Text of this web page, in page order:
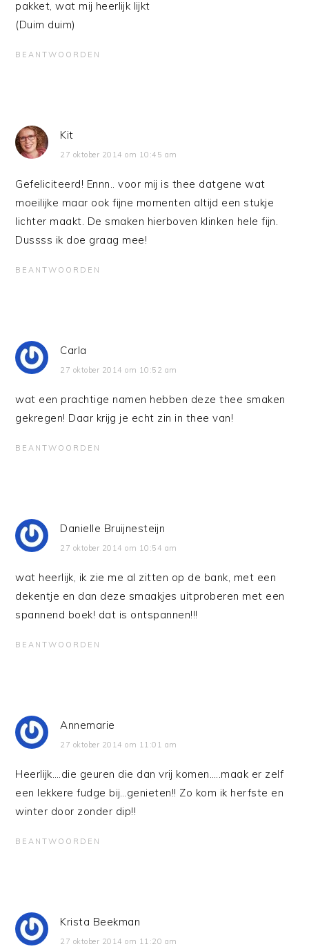
pakket, wat mij heerlijk lijkt
(Duim duim)
BEANTWOORDEN
Kit
27 oktober 2014 om 10:45 am
Gefeliciteerd! Ennn.. voor mij is thee datgene wat
moeilijke maar ook fijne momenten altijd een stukje
lichter maakt. De smaken hierboven klinken hele fijn.
Dussss ik doe graag mee!
BEANTWOORDEN
Carla
27 oktober 2014 om 10:52 am
wat een prachtige namen hebben deze thee smaken
gekregen! Daar krijg je echt zin in thee van!
BEANTWOORDEN
Danielle Bruijnesteijn
27 oktober 2014 om 10:54 am
wat heerlijk, ik zie me al zitten op de bank, met een
dekentje en dan deze smaakjes uitproberen met een
spannend boek! dat is ontspannen!!!
BEANTWOORDEN
Annemarie
27 oktober 2014 om 11:01 am
Heerlijk….die geuren die dan vrij komen…..maak er zelf
een lekkere fudge bij…genieten!! Zo kom ik herfste en
winter door zonder dip!!
BEANTWOORDEN
Krista Beekman
27 oktober 2014 om 11:20 am